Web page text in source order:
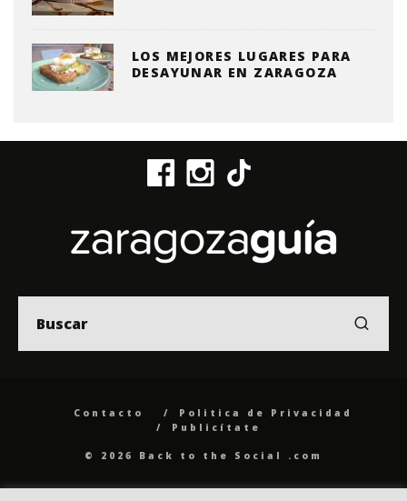
LOS MEJORES LUGARES PARA
DESAYUNAR EN ZARAGOZA
Contacto
Politica de Privacidad
Publicítate
© 2026 Back to the Social .com